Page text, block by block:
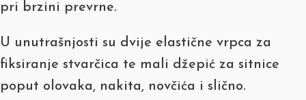
pri brzini prevrne.
U unutrašnjosti su dvije elastične vrpca za
fiksiranje stvarčica te mali džepić za sitnice
poput olovaka, nakita, novčića i slično.